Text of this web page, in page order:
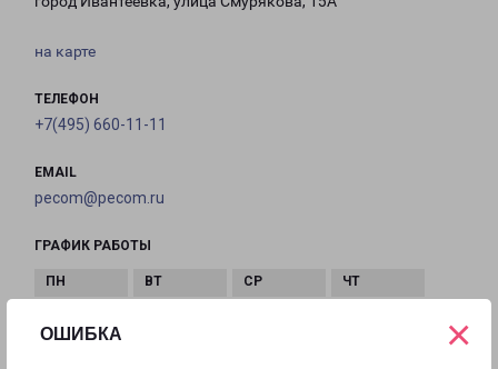
ОШИБКА ×
на карте
ТЕЛЕФОН
+7(495) 660-11-11
EMAIL
pecom@pecom.ru
ГРАФИК РАБОТЫ
22:00